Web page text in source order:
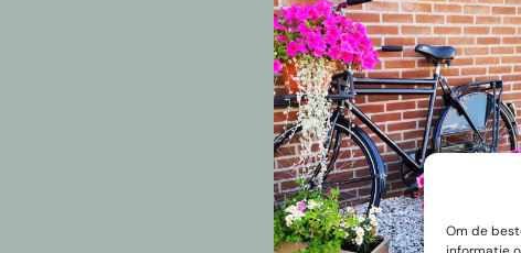
Om de